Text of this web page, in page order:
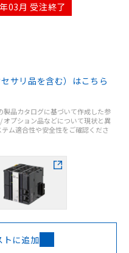
03月 受注終了
サリ品を含む）はこちら
品カタログに基づいて作成した参
オプション品などについて現状と異
ム適合性や安全性をご確認くださ
トに追加